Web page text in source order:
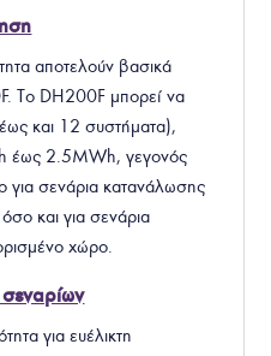
αποτελούν βασικά
Το DH200F μπορεί να
και 12 συστήματα),
έως 2.5MWh, γεγονός
για σενάρια κατανάλωσης
και για σενάρια
χώρο.
για ευέλικτη